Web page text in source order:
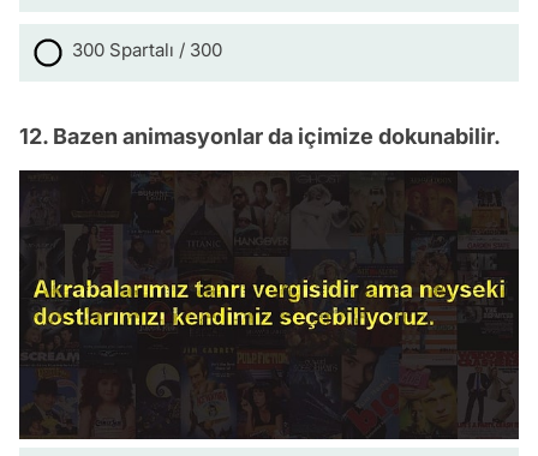
300 Spartalı / 300
12. Bazen animasyonlar da içimize dokunabilir.